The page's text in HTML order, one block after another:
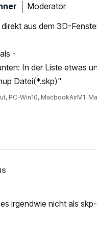
Moderator
aus dem 3D-
-
In der Liste etwas
Datei(*.skp)"
PC-Win10, MacbookAirM1,
irgendwie nicht als